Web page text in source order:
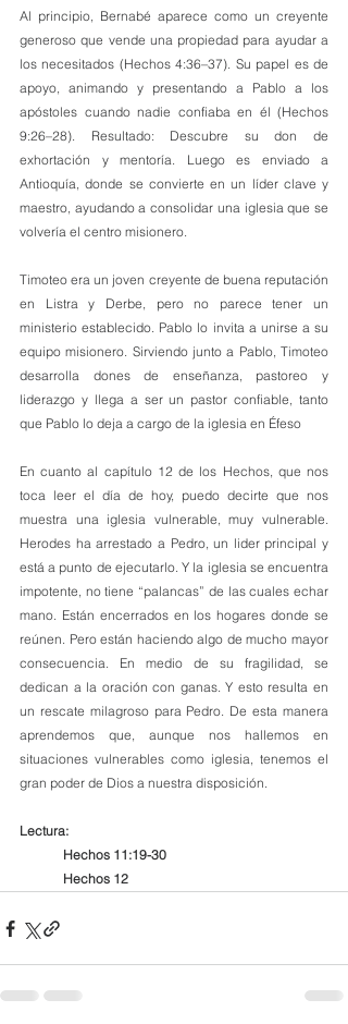
Al principio, Bernabé aparece como un creyente
generoso que vende una propiedad para ayudar a
los necesitados (Hechos 4:36–37). Su papel es de
apoyo, animando y presentando a Pablo a los
apóstoles cuando nadie confiaba en él (Hechos
9:26–28). Resultado: Descubre su don de
exhortación y mentoría. Luego es enviado a
Antioquía, donde se convierte en un líder clave y
maestro, ayudando a consolidar una iglesia que se
volvería el centro misionero.
Timoteo era un joven creyente de buena reputación
en Listra y Derbe, pero no parece tener un
ministerio establecido. Pablo lo invita a unirse a su
equipo misionero. Sirviendo junto a Pablo, Timoteo
desarrolla dones de enseñanza, pastoreo y
liderazgo y llega a ser un pastor confiable, tanto
que Pablo lo deja a cargo de la iglesia en Éfeso
En cuanto al capítulo 12 de los Hechos, que nos
toca leer el día de hoy, puedo decirte que nos
muestra una iglesia vulnerable, muy vulnerable.
Herodes ha arrestado a Pedro, un lider principal y
está a punto de ejecutarlo. Y la iglesia se encuentra
impotente, no tiene “palancas” de las cuales echar
mano. Están encerrados en los hogares donde se
reúnen. Pero están haciendo algo de mucho mayor
consecuencia. En medio de su fragilidad, se
dedican a la oración con ganas. Y esto resulta en
un rescate milagroso para Pedro. De esta manera
aprendemos que, aunque nos hallemos en
situaciones vulnerables como iglesia, tenemos el
gran poder de Dios a nuestra disposición.
Lectura:
Hechos 11:19-30
Hechos 12